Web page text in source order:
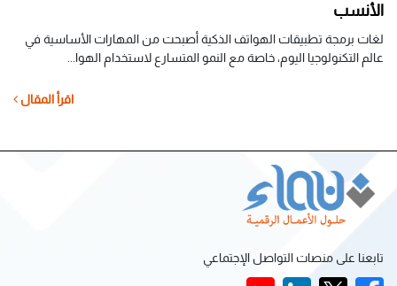
الأنسب
لغات برمجة تطبيقات الهواتف الذكية أصبحت من المهارات الأساسية في
عالم التكنولوجيا اليوم، خاصة مع النمو المتسارع لاستخدام الهوا...
اقرأ المقال
تابعنا على منصات التواصل الإجتماعي